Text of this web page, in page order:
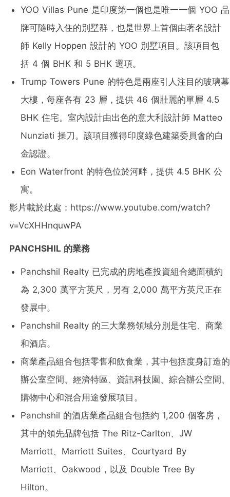
YOO Villas Pune 是印度第一個也是唯一一個 YOO 品
牌可隨時入住的別墅群，也是世界上首個由著名設計
師 Kelly Hoppen 設計的 YOO 別墅項目。該項目包
括 4 個 BHK 和 5 BHK 選項。
Trump Towers Pune 的特色是兩座引人注目的玻璃幕
大樓，每座各有 23 層，提供 46 個壯麗的單層 4.5
BHK 住宅。室內設計由出色的意大利設計師 Matteo
Nunziati 操刀。該項目獲得印度綠色建築委員會的白
金認證。
Eon Waterfront 的特色位於河畔，提供 4.5 BHK 公
寓。
影片載於此處：https://www.youtube.com/watch?
v=VcXHHnquwPA
PANCHSHIL 的業務
Panchshil Realty 已完成的房地產投資組合總面積約
為 2,300 萬平方英尺，另有 2,000 萬平方英尺正在
發展中。
Panchshil Realty 的三大業務領域分別是住宅、商業
和酒店。
商業產品組合包括零售和飲食業，其中包括度身訂造的
辦公室空間、經濟特區、資訊科技園、綜合辦公空間、
購物中心和混合用途發展項目。
Panchshil 的酒店業產品組合包括約 1,200 個客房，
其中的領先品牌包括 The Ritz-Carlton、JW
Marriott、Marriott Suites、Courtyard By
Marriott、Oakwood，以及 Double Tree By
Hilton。